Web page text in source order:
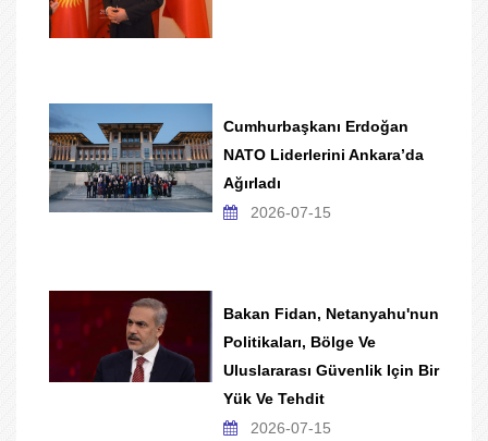
Cumhurbaşkanı Erdoğan
NATO Liderlerini Ankara’da
Ağırladı
2026-07-15
Bakan Fidan, Netanyahu'nun
Politikaları, Bölge Ve
Uluslararası Güvenlik Için Bir
Yük Ve Tehdit
2026-07-15